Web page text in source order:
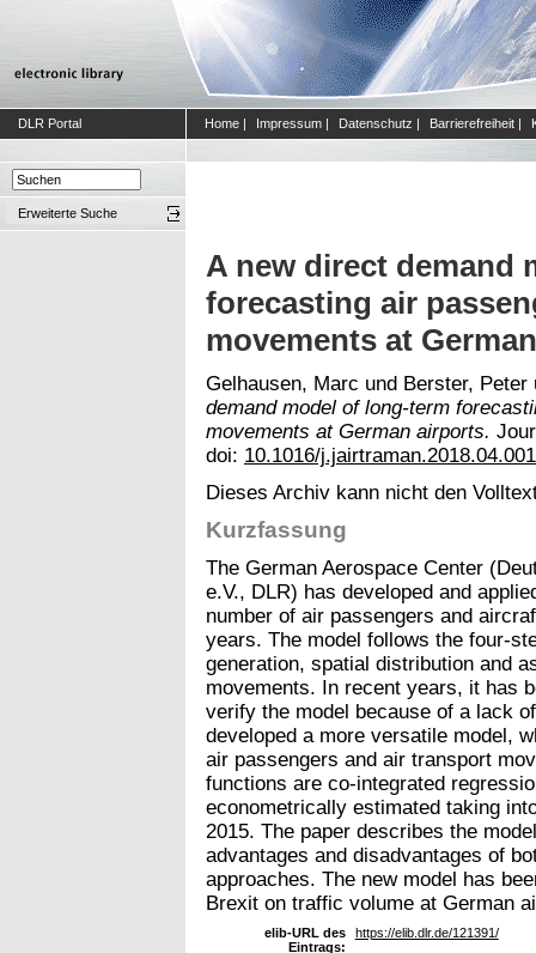
DLR Portal Home | Impressum | Datenschutz | Barrierefreiheit |
Erweiterte Suche
A new direct demand
forecasting air
movements at
Gelhausen, Marc und Berster, Peter
demand model of long-term
movements at German airports.
doi: 10.1016/j.jairtraman.2018.04.001
Dieses Archiv kann nicht den
Kurzfassung
The German Aerospace Center
e.V., DLR) has developed and
number of air passengers and
years. The model follows the four-
generation, spatial distribution and
movements. In recent years, it has
verify the model because of a lack
developed a more versatile model,
air passengers and air transport
functions are co-integrated
econometrically estimated taking
2015. The paper describes the
advantages and disadvantages of
approaches. The new model has
Brexit on traffic volume at German
elib-URL des
Eintrags:
https://elib.dlr.de/121391/